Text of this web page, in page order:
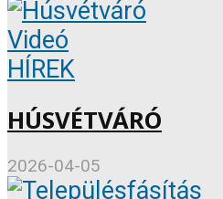
Videó
HÍREK
HÚSVÉTVÁRÓ
2026-04-05